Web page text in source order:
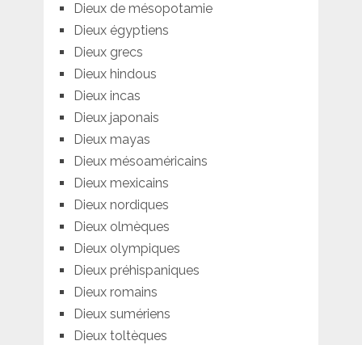
Dieux de mésopotamie
Dieux égyptiens
Dieux grecs
Dieux hindous
Dieux incas
Dieux japonais
Dieux mayas
Dieux mésoaméricains
Dieux mexicains
Dieux nordiques
Dieux olmèques
Dieux olympiques
Dieux préhispaniques
Dieux romains
Dieux sumériens
Dieux toltèques